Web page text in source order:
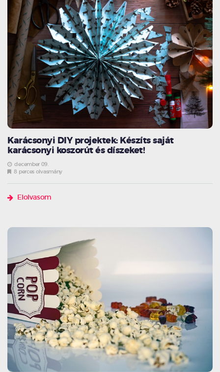
Karácsonyi DIY projektek: Készíts saját
karácsonyi koszorút és díszeket!
december 09.
8 perces olvasmány
Elolvasom